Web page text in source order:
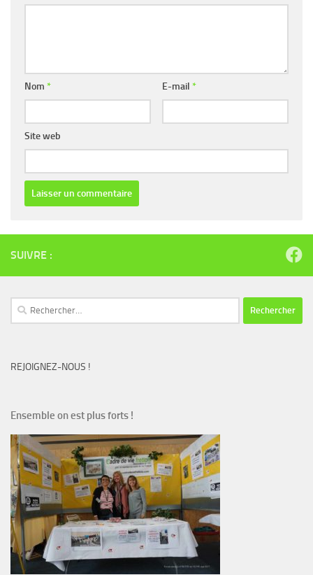
Nom * E-mail *
Site web
SUIVRE :
REJOIGNEZ-NOUS !
Ensemble on est plus forts !